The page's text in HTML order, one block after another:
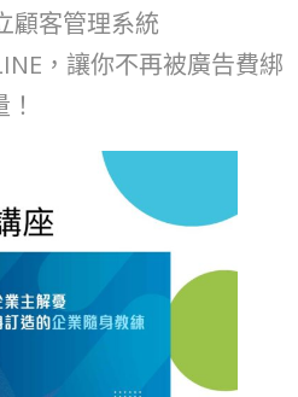
顧客管理系統
，讓你不再被廣告費綁